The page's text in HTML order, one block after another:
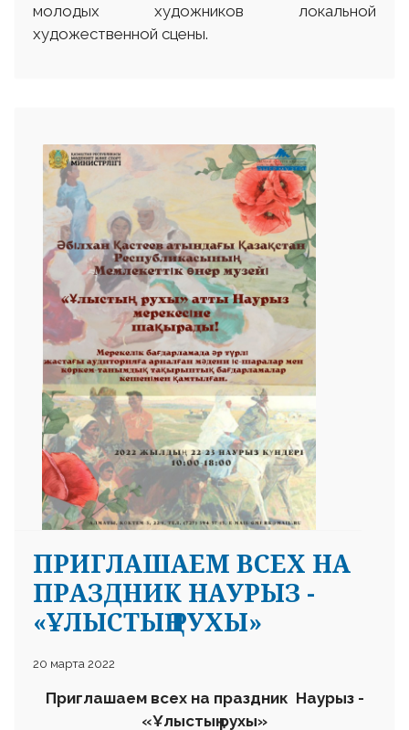
молодых художников локальной
художественной сцены.
ПРИГЛАШАЕМ ВСЕХ НА
ПРАЗДНИК НАУРЫЗ -
«ҰЛЫСТЫҢ РУХЫ»
20 марта 2022
Приглашаем всех на праздник Наурыз-
«Ұлыстың рухы»